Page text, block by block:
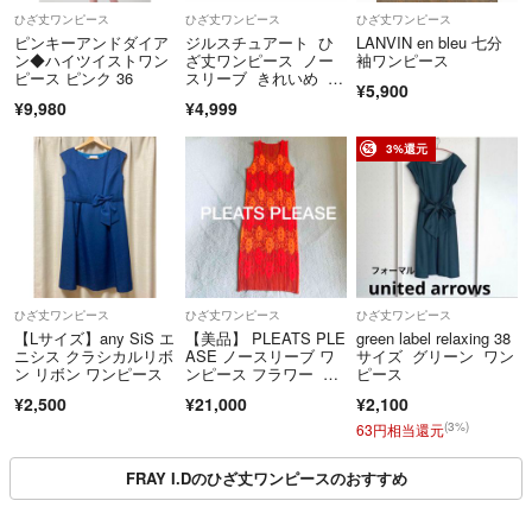
ひざ丈ワンピース
ピンキーアンドダイア
ン◆ハイツイストワン
ピース ピンク 36
¥9,980
ひざ丈ワンピース
ジルスチュアート ひ
ざ丈ワンピース ノー
スリーブ きれいめ か
¥4,999
ひざ丈ワンピース
LANVIN en bleu 七分
袖ワンピース
¥5,900
ひざ丈ワンピース
【Lサイズ】any SiS エ
ニシス クラシカルリボ
ン リボン ワンピース
¥2,500
ひざ丈ワンピース
【美品】 PLEATS PLE
ASE ノースリーブ ワ
ンピース フラワー 日
¥21,000
3%還元
ひざ丈ワンピース
green label relaxing 38
サイズ グリーン ワン
ピース
¥2,100
63円相当還元(3%)
FRAY I.Dのひざ丈ワンピースのおすすめ